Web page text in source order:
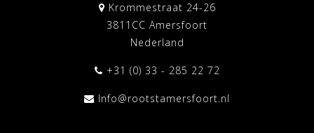
Krommestraat 24-26
3811CC Amersfoort
Nederland
+31 (0) 33 - 285 22 72
Info@rootstamersfoort.nl